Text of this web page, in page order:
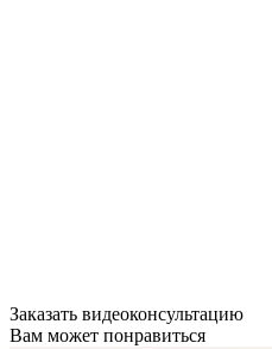
Заказать видеоконсультацию
Вам может понравиться